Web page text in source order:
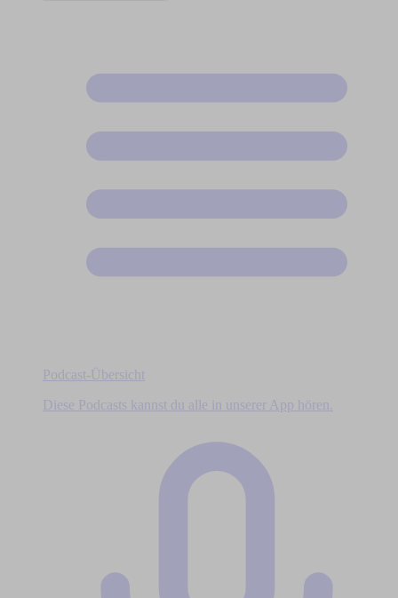
Podcast-Übersicht
Diese Podcasts kannst du alle in unserer App hören.